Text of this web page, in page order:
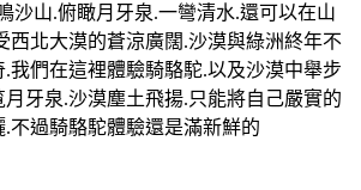
沙山.俯瞰月牙泉.一彎清水.還可以在山
西北大漠的蒼涼廣闊.沙漠與綠洲終年不
我們在這裡體驗騎駱駝.以及沙漠中舉步
牙泉.沙漠塵土飛揚.只能將自己嚴實的
不過騎駱駝體驗還是滿新鮮的